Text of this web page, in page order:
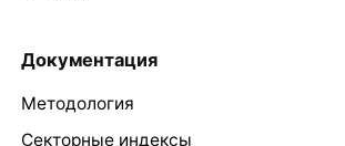
Документация
Методология
Секторные индексы